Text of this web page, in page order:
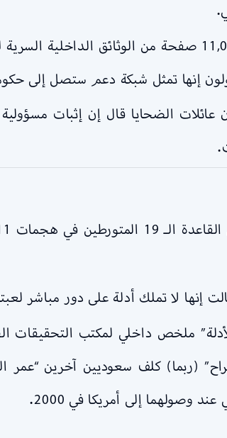
ويقول محامو العائلات إنهم جمعوا 11,000 صفحة
إنها تمثل شبكة دعم ستصل إلى
لا تملك أدلة على دور مباشر لعبته
(ربما) كلف سعوديين آخرين “عمر
وصولهما إلى أمريكا في 2000.